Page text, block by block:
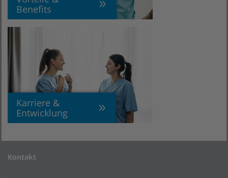
Benefits
Karriere &
Entwicklung
Kontakt